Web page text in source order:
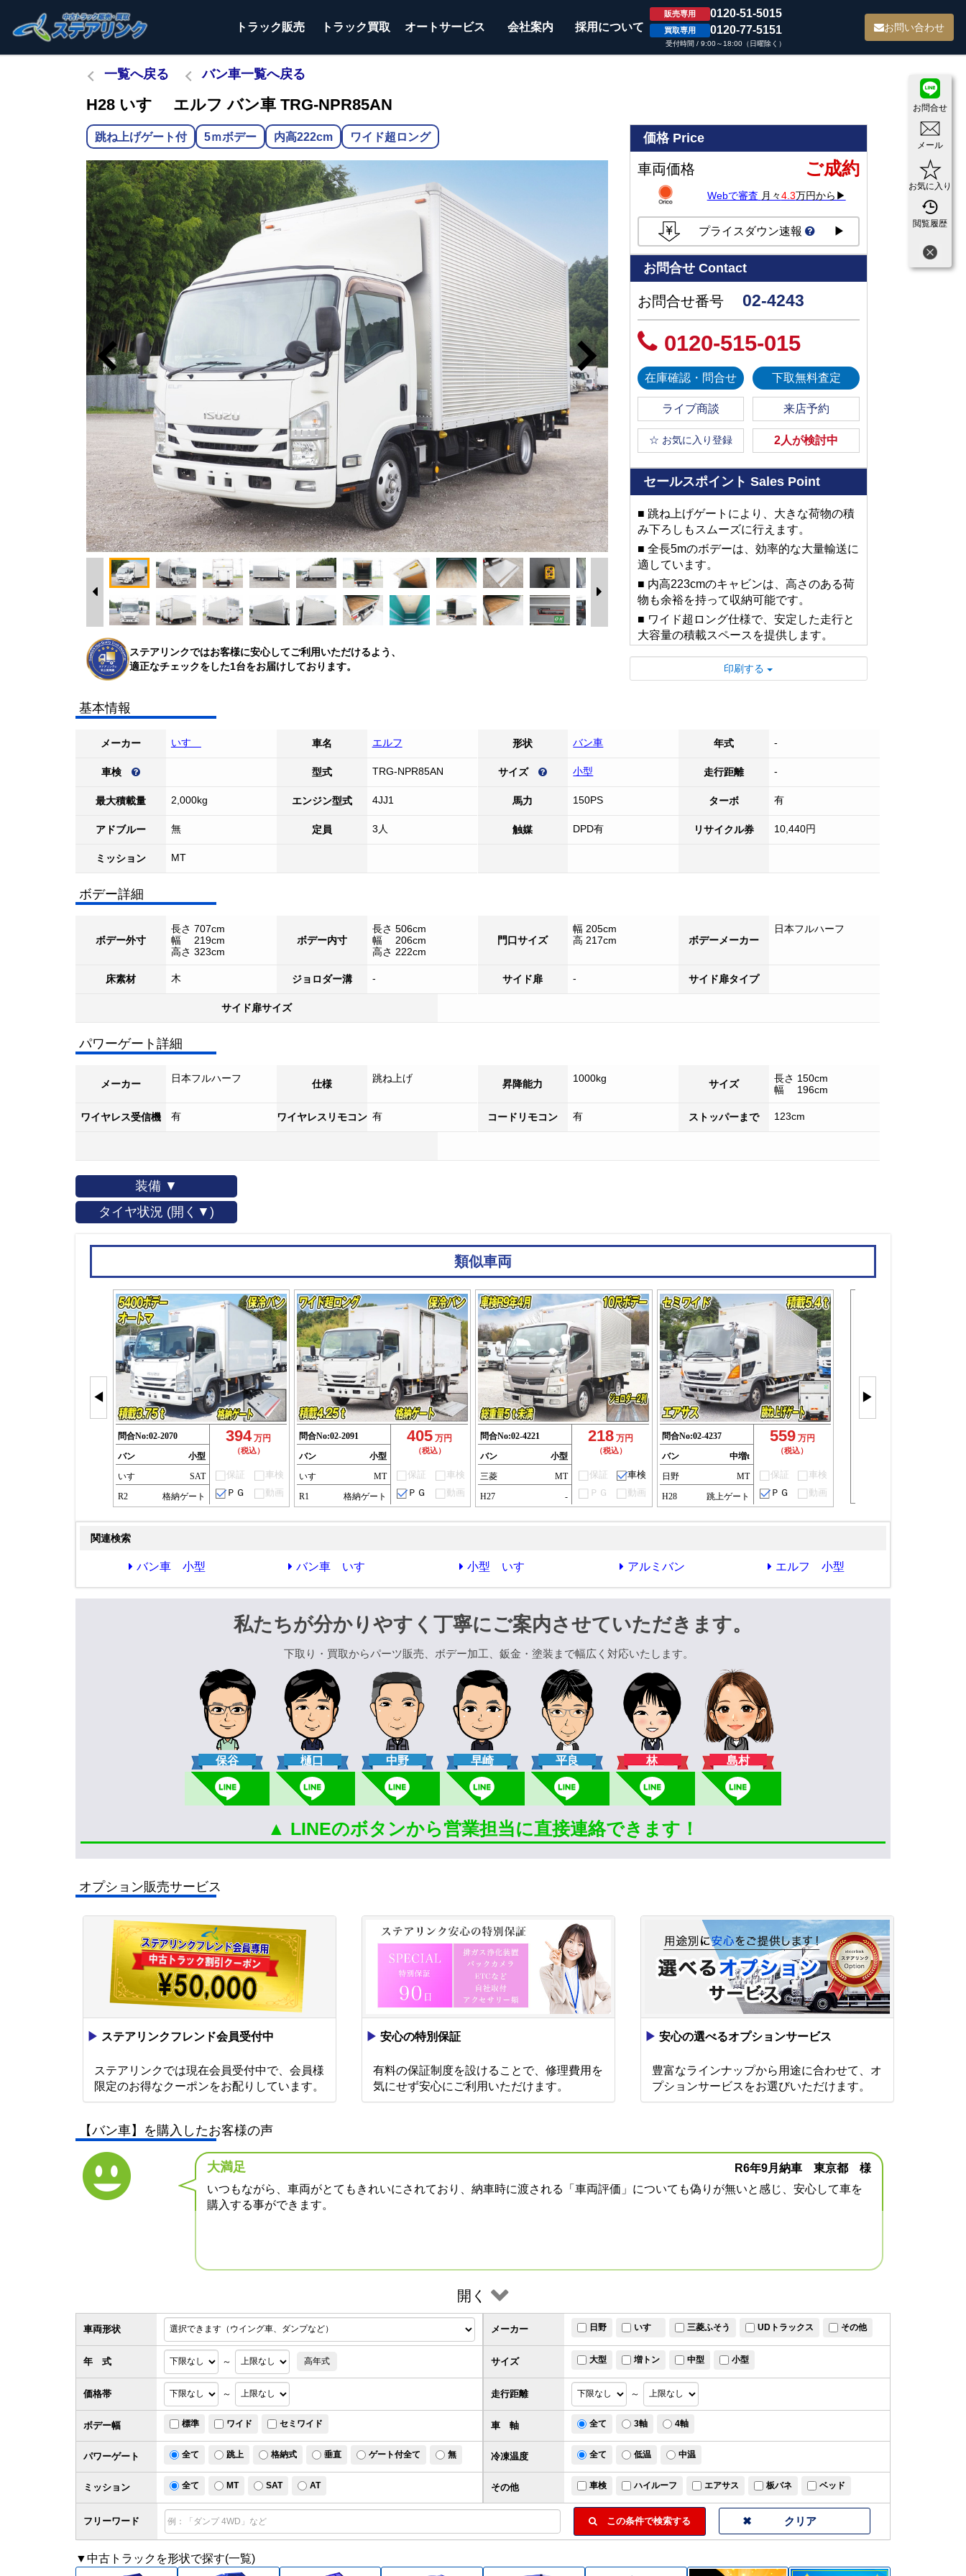
トラック販売 トラック買取 オートサービス 会社案内 採用について
販売専用 0120-51-5015
買取専用 0120-77-5151
受付時間 / 9:00～18:00（日曜除く）
お問い合わせ
お問合せ
メール
お気に入り
閲覧履歴
一覧へ戻る バン車一覧へ戻る
H28 いすゞ エルフ バン車 TRG-NPR85AN
跳ね上げゲート付 5ｍボデー 内高222cm ワイド超ロング
ステアリンクではお客様に安心してご利用いただけるよう、
適正なチェックをした1台をお届けしております。
価格Price
車両価格 ご成約
Webで審査 月々4.3万円から▶
プライスダウン速報 ▶
お問合せ Contact
お問合せ番号 02-4243
0120-515-015
在庫確認・問合せ 下取無料査定
ライブ商談 来店予約
☆ お気に入り登録 2人が検討中
セールスポイント Sales Point
■ 跳ね上げゲートにより、大きな荷物の積
み下ろしもスムーズに行えます。
■ 全長5mのボデーは、効率的な大量輸送に
適しています。
■ 内高223cmのキャビンは、高さのある荷
物も余裕を持って収納可能です。
■ ワイド超ロング仕様で、安定した走行と
大容量の積載スペースを提供します。
■ エルフシリーズならではの信頼性と耐久
性を実感してください。
■ 試乗も可能ですのでお気軽にご来店くだ
■ 各種オプションも承っております。お気
軽にご相談ください。
印刷する
基本情報
メーカー いすゞ 車名 エルフ 形状 バン車 年式 -
車検 型式 TRG-NPR85AN サイズ 小型 走行距離 -
最大積載量 2,000kg エンジン型式 4JJ1 馬力 150PS ターボ 有
アドブルー 無 定員 3人 触媒 DPD有 リサイクル券 10,440円
ミッション MT
ボデー詳細
ボデー外寸
長さ 707cm
幅 219cm
高さ 323cm
ボデー内寸
長さ 506cm
幅 206cm
高さ 222cm
門口サイズ
幅 205cm
高 217cm
ボデーメーカー
日本フルハーフ
床素材 木 ジョロダー溝 - サイド扉 - サイド扉タイプ
サイド扉サイズ
パワーゲート詳細
メーカー 日本フルハーフ 仕様 跳ね上げ 昇降能力 1000kg サイズ
長さ 150cm
幅 196cm
ワイヤレス受信機 有 ワイヤレスリモコン 有 コードリモコン 有 ストッパーまで 123cm
装備 ▼
タイヤ状況 (開く▼)
類似車両
◀
問合No:02-2070
バン
小型
いすゞ
SAT
R2
格納ゲート
394 万円
（税込）
保証
車検
ＰＧ
動画
問合No:02-2091
バン
小型
いすゞ
MT
R1
格納ゲート
405 万円
（税込）
保証
車検
ＰＧ
動画
問合No:02-4221
バン
小型
三菱
MT
H27
-
218 万円
（税込）
保証
車検
ＰＧ
動画
問合No:02-4237
バン
中増t
日野
MT
H28
跳上ゲート
559 万円
（税込）
保証
車検
ＰＧ
動画
▶
関連検索
バン車 小型 バン車 いすゞ 小型 いすゞ アルミバン エルフ 小型
私たちが分かりやすく丁寧にご案内させていただきます。
下取り・買取からパーツ販売、ボデー加工、鈑金・塗装まで幅広く対応いたします。
保谷 樋口 中野 早崎 平良 林 島村
▲ LINEのボタンから営業担当に直接連絡できます！
オプション販売サービス
▶ ステアリンクフレンド会員受付中
ステアリンクでは現在会員受付中で、会員様
限定のお得なクーポンをお配りしています。
▶ 安心の特別保証
有料の保証制度を設けることで、修理費用を
気にせず安心にご利用いただけます。
▶ 安心の選べるオプションサービス
豊富なラインナップから用途に合わせて、オ
プションサービスをお選びいただけます。
【バン車】を購入したお客様の声
大満足
R6年9月納車 東京都 様
いつもながら、車両がとてもきれいにされており、納車時に渡される「車両評価」についても偽りが無いと感じ、安心して車を
購入する事ができます。
開く
車両形状
サイズ 大型 増トン 中型 小型
価格帯 ～
フリーワード この条件で検索する
メーカー 日野 いすゞ 三菱ふそう UDトラックス その他
年 式 ～ 高年式
走行距離 ～
ボデー幅 標準 ワイド セミワイド 車 軸 全て 3軸 4軸
パワーゲート 全て 跳上 格納式 垂直 ゲート付全て 無 冷凍温度 全て 低温 中温
ミッション 全て MT SAT AT その他 車検 ハイルーフ エアサス 板バネ ベッド
▼中古トラックを形状で探す(一覧)